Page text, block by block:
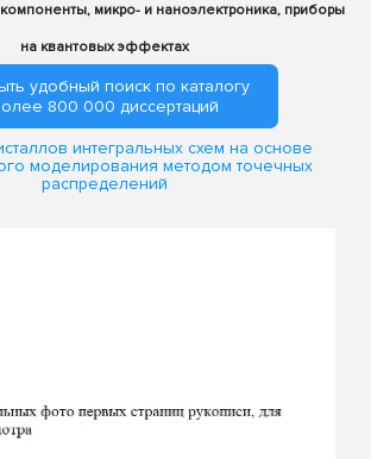
микро- и наноэлектроника, приборы
на квантовых эффектах
удобный поиск по каталогу
800 000 диссертаций
интегральных схем на основе
моделирования методом точечных
распределений